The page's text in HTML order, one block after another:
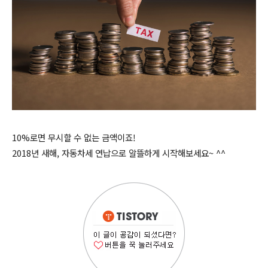
10%로면 무시할 수 없는 금액이죠!
2018년 새해, 자동차세 연납으로 알뜰하게 시작해보세요~ ^^